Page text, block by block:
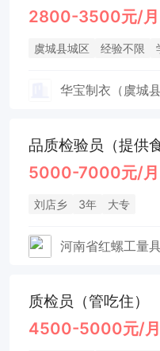
2800-3500元/月
虞城县城区 经验不限
华宝制衣（虞城
品质检验员（提供
5000-7000元/月
刘店乡 3年 大专
河南省红螺工量
质检员（管吃住）
4500-5000元/月